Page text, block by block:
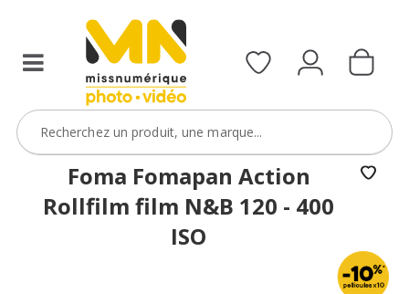
achetées
avec
le
VOIR L'OFFRE
Foma Fomapan Action
Rollfilm film N&B 120 - 400
ISO